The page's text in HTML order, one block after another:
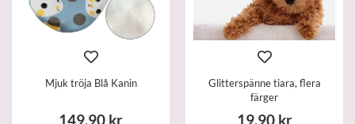
Mjuk tröja Blå Kanin
149,90 kr
Glitterspänne tiara, flera
färger
19,90 kr